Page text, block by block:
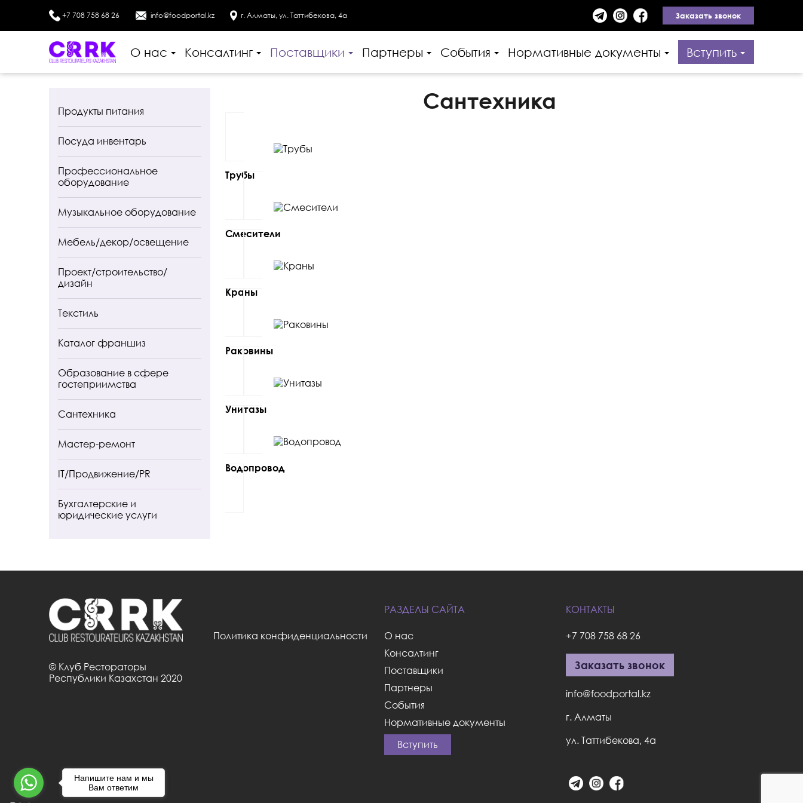
+7 708 758 68 26 info@foodportal.kz г. Алматы, ул. Таттибекова, 4а Заказать звонок
О нас Консалтинг Поставщики Партнеры События Нормативные документы Вступить
Продукты питания
Посуда инвентарь
Профессиональное
оборудование
Музыкальное оборудование
Мебель/декор/освещение
Проект/строительство/
дизайн
Текстиль
Каталог франшиз
Образование в сфере
гостеприимства
Сантехника
Мастер-ремонт
IT/Продвижение/PR
Бухгалтерские и
юридические услуги
Сантехника
Трубы
Смесители
Краны
Раковины
Унитазы
Водопровод
© Клуб Рестораторы
Республики Казахстан 2020
Политика конфиденциальности
РАЗДЕЛЫ САЙТА
О нас
Консалтинг
Поставщики
Партнеры
События
Нормативные документы
Вступить
КОНТАКТЫ
+7 708 758 68 26
Заказать звонок
info@foodportal.kz
г. Алматы
ул. Таттибекова, 4а
Напишите нам и мы
Вам ответим